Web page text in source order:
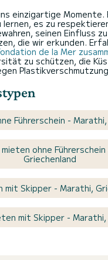
einzigartige Momente.
es zu
seinen Einfluss
die wir erkunden.
de la Mer
zu schützen, die
Führerschein -
ohne Führerschein
Griechenland
mit Skipper - Marathi,
mit Skipper - Marathi,